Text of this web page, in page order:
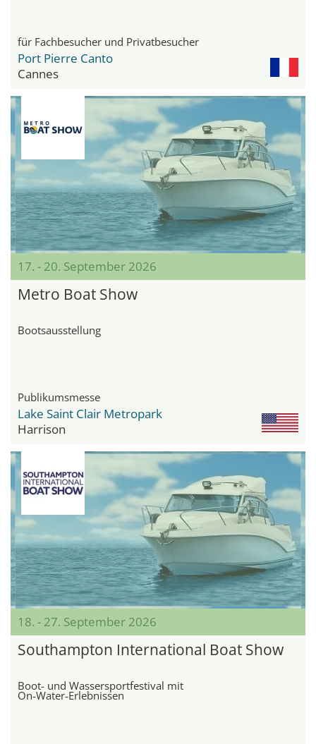
für Fachbesucher und Privatbesucher
Port Pierre Canto
Cannes
17. - 20. September 2026
Metro Boat Show
Bootsausstellung
Publikumsmesse
Lake Saint Clair Metropark
Harrison
18. - 27. September 2026
Southampton International Boat Show
Boot- und Wassersportfestival mit
On‑Water‑Erlebnissen